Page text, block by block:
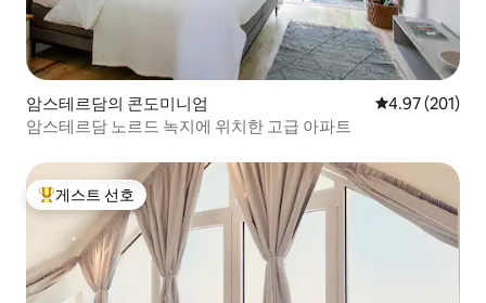
암스테르담의 콘도미니엄 평점 4.97점(5
4.97 (201)
암스테르담 노르드 녹지에 위치한 고급 아파트
상위 게스트 선호
게스트 선호